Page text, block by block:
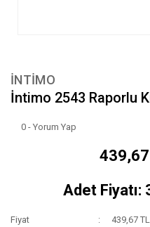
İNTİMO
İntimo 2543 Raporlu
0 - Yorum Yap
439,67
Adet Fiyatı:
Fiyat
439,67